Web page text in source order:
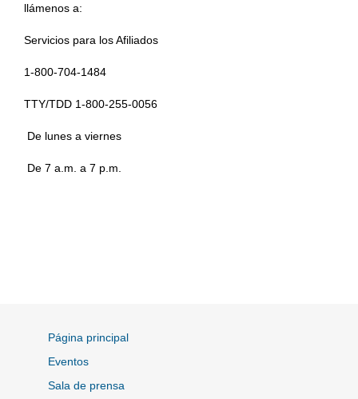
llámenos a:
Servicios para los Afiliados
1-800-704-1484
TTY/TDD 1-800-255-0056
De lunes a viernes
De 7 a.m. a 7 p.m.
Página principal
Eventos
Sala de prensa